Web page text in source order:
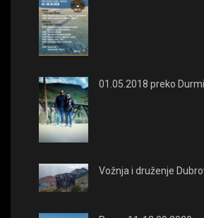
01.05.2018 preko
Vožnja i druženje